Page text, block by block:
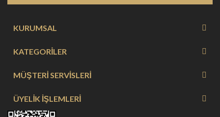
KURUMSAL
KATEGORİLER
MÜŞTERİ SERVİSLERİ
ÜYELİK İŞLEMLERİ